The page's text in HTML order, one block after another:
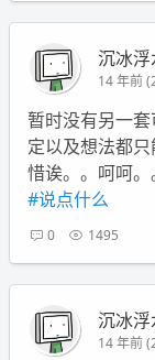
沉冰浮
14 年前
暂时没有另一
定以及想法都
惜诶。。呵呵。
#说点什么
0 1495
沉冰浮
14 年前